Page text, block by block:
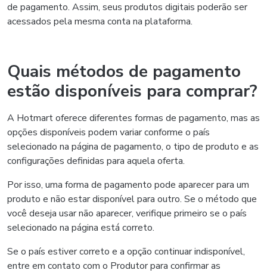
de pagamento. Assim, seus produtos digitais poderão ser
acessados pela mesma conta na plataforma.
Quais métodos de pagamento
estão disponíveis para comprar?
A Hotmart oferece diferentes formas de pagamento, mas as
opções disponíveis podem variar conforme o país
selecionado na página de pagamento, o tipo de produto e as
configurações definidas para aquela oferta.
Por isso, uma forma de pagamento pode aparecer para um
produto e não estar disponível para outro. Se o método que
você deseja usar não aparecer, verifique primeiro se o país
selecionado na página está correto.
Se o país estiver correto e a opção continuar indisponível,
entre em contato com o Produtor para confirmar as